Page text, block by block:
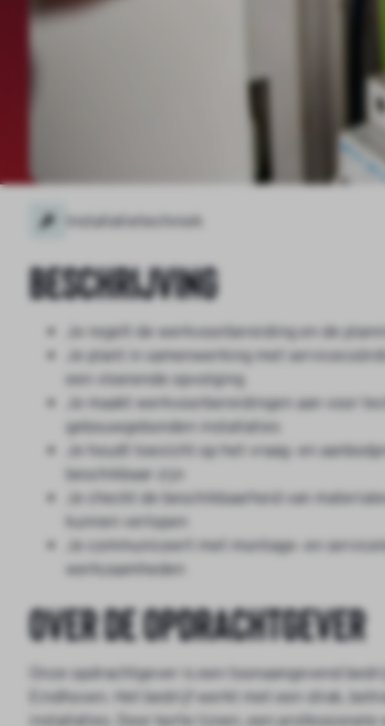
Installatietechniek
Beschrijving
Je regelt de werkvoorbereiding en de
Je plant in samenwerking met
een vloeiende opvolging
Je maakt werkvoorbereidingen aan voor
gebouwgebonden installaties
Je houdt toezicht op het vraag‑ en
beschikbaar zijn
Je checkt de beschikbaarheid van
kunnen verlopen
Je communiceert met montage‑ en
werkzaamheden
Over de opdrachtgever
Onze opdrachtgever is een toonaangevend
Eindhoven. Het bedrijf werkt met een strak,
installaties. Door korte lijnen, een